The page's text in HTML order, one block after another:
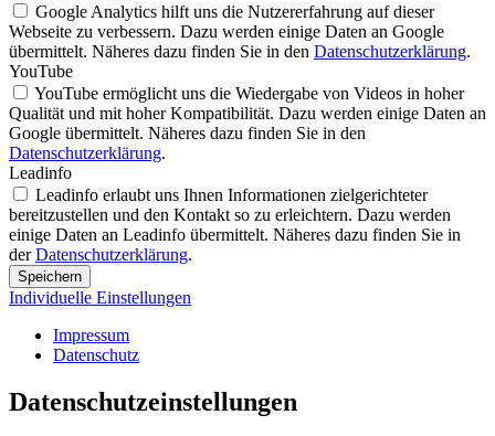
Google Analytics hilft uns die Nutzererfahrung auf dieser
Webseite zu verbessern. Dazu werden einige Daten an Google
übermittelt. Näheres dazu finden Sie in den Datenschutzerklärung.
YouTube
YouTube ermöglicht uns die Wiedergabe von Videos in hoher
Qualität und mit hoher Kompatibilität. Dazu werden einige Daten an
Google übermittelt. Näheres dazu finden Sie in den
Datenschutzerklärung.
Leadinfo
Leadinfo erlaubt uns Ihnen Informationen zielgerichteter
bereitzustellen und den Kontakt so zu erleichtern. Dazu werden
einige Daten an Leadinfo übermittelt. Näheres dazu finden Sie in
derDatenschutzerklärung.
Speichern
Individuelle Einstellungen
Impressum
Datenschutz
Datenschutz­einstellungen